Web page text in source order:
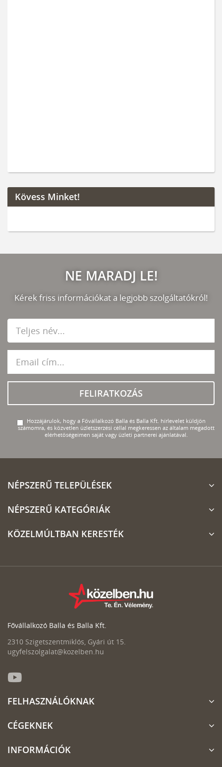
Kövess Minket!
NE MARADJ LE!
Kérek friss információkat a legjobb szolgáltatókról!
FELIRATKOZÁS
Hozzájárulok, hogy a Fővállalkozó Balla és Balla Kft. hírlevelet küldjön
számomra, és közvetlen üzletszerzési céllal megkeressen az általam megadott
elérhetőségeimen saját vagy üzleti partnerei ajánlatával.
NÉPSZERŰ TELEPÜLÉSEK
NÉPSZERŰ KATEGÓRIÁK
KÖZELMÚLTBAN KERESTÉK
Fővállalkozó Balla és Balla Kft.
2310 Szigetszentmiklós, Gyári út 15.
ugyfelszolgalat@kozelben.hu
FELHASZNÁLÓKNAK
CÉGEKNEK
INFORMÁCIÓK